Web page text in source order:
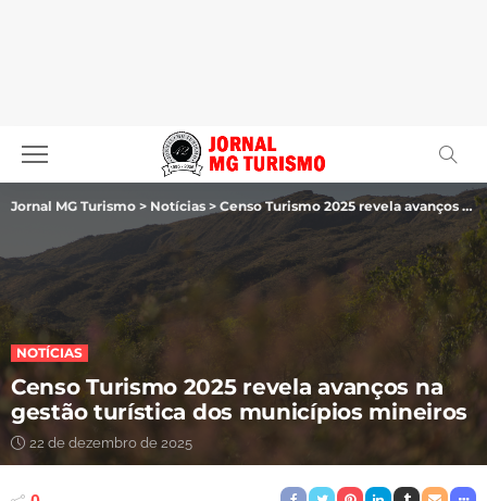
Jornal MG Turismo > Notícias > Censo Turismo 2025 revela avanços na gestão turística dos municípios mineiros
NOTÍCIAS
Censo Turismo 2025 revela avanços na
gestão turística dos municípios mineiros
22 de dezembro de 2025